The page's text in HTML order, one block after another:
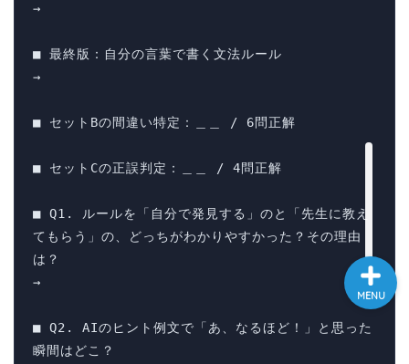
→
■ 最終版：自分の言葉で書く文法ルール
→
■ セットBの間違い特定：＿＿ / 6問正解
■ セットCの正誤判定：＿＿ / 4問正解
■ Q1. ルールを「自分で発見する」のと「先生に教え
てもらう」の、どっちがわかりやすかった？その理由
は？
→
■ Q2. AIのヒント例文で「あ、なるほど！」と思った
瞬間はどこ？
MENU
い英語＆素敵な英文フレー
過去記事
CONTACT